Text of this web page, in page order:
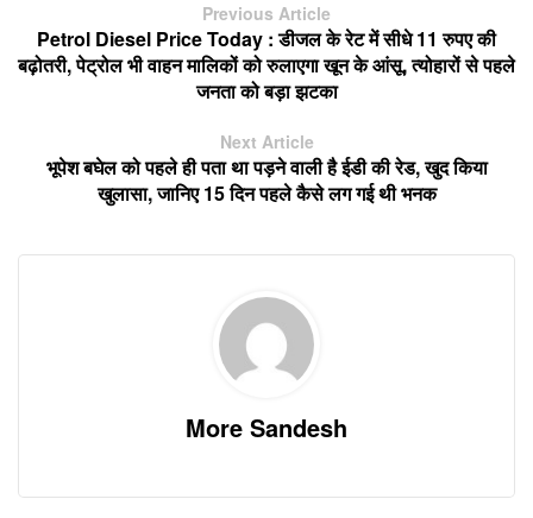
Previous Article
Petrol Diesel Price Today : डीजल के रेट में सीधे 11 रुपए की
बढ़ोतरी, पेट्रोल भी वाहन मालिकों को रुलाएगा खून के आंसू, त्योहारों से पहले
जनता को बड़ा झटका
Next Article
भूपेश बघेल को पहले ही पता था पड़ने वाली है ईडी की रेड, खुद किया
खुलासा, जानिए 15 दिन पहले कैसे लग गई थी भनक
More Sandesh